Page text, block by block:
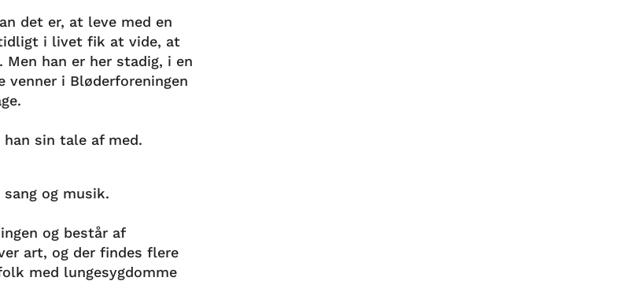
det er, at leve med en
i livet fik at vide, at
han er her stadig, i en
i Bløderforeningen
sin tale af med.
og musik.
og består af
art, og der findes flere
med lungesygdomme